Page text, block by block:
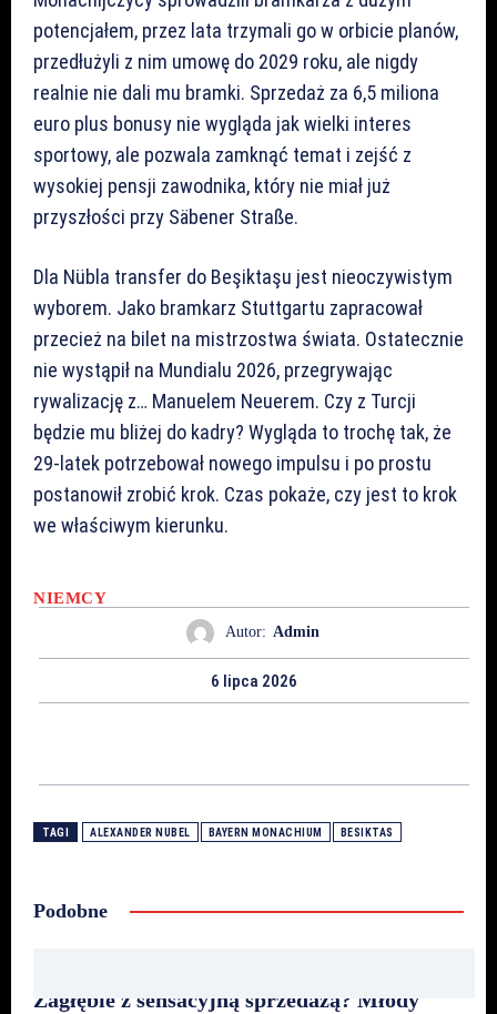
potencjałem, przez lata trzymali go w orbicie planów,
przedłużyli z nim umowę do 2029 roku, ale nigdy
realnie nie dali mu bramki. Sprzedaż za 6,5 miliona
euro plus bonusy nie wygląda jak wielki interes
sportowy, ale pozwala zamknąć temat i zejść z
wysokiej pensji zawodnika, który nie miał już
przyszłości przy Säbener Straße.
Dla Nübla transfer do Beşiktaşu jest nieoczywistym
wyborem. Jako bramkarz Stuttgartu zapracował
przecież na bilet na mistrzostwa świata. Ostatecznie
nie wystąpił na Mundialu 2026, przegrywając
rywalizację z… Manuelem Neuerem. Czy z Turcji
będzie mu bliżej do kadry? Wygląda to trochę tak, że
29-latek potrzebował nowego impulsu i po prostu
postanowił zrobić krok. Czas pokaże, czy jest to krok
we właściwym kierunku.
NIEMCY
Autor: Admin
6 lipca 2026
TAGI ALEXANDER NUBEL BAYERN MONACHIUM BESIKTAS
Podobne
Zagłębie z sensacyjną sprzedażą? Młody